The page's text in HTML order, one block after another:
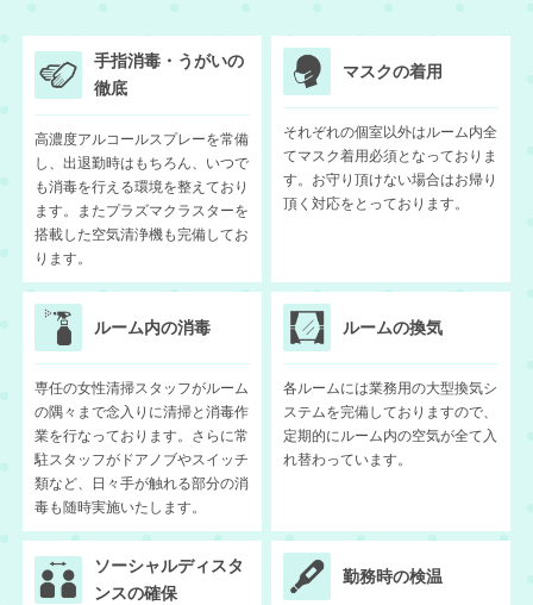
手指消毒・うがいの
徹底
高濃度アルコールスプレーを常備
し、出退勤時はもちろん、いつで
も消毒を行える環境を整えており
ます。またプラズマクラスターを
搭載した空気清浄機も完備してお
ります。
マスクの着用
それぞれの個室以外はルーム内全
てマスク着用必須となっておりま
す。お守り頂けない場合はお帰り
頂く対応をとっております。
ルーム内の消毒
専任の女性清掃スタッフがルーム
の隅々まで念入りに清掃と消毒作
業を行なっております。さらに常
駐スタッフがドアノブやスイッチ
類など、日々手が触れる部分の消
毒も随時実施いたします。
ルームの換気
各ルームには業務用の大型換気シ
ステムを完備しておりますので、
定期的にルーム内の空気が全て入
れ替わっています。
ソーシャルディスタ
ンスの確保
勤務時の検温